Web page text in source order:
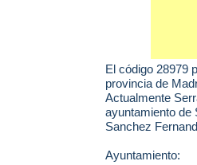
El código 28979
provincia de
Actualmente
ayuntamiento de
Sanchez
Ayuntamiento: